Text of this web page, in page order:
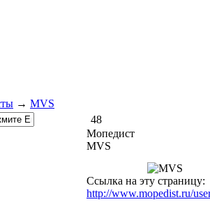
→ MVS
48
Мопедист
MVS
Ссылка на эту страницу:
http://www.mopedist.ru/